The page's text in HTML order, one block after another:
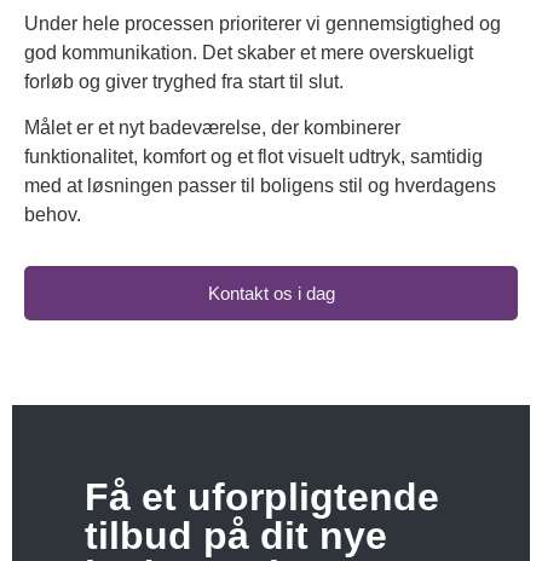
Under hele processen prioriterer vi gennemsigtighed og
god kommunikation. Det skaber et mere overskueligt
forløb og giver tryghed fra start til slut.
Målet er et nyt badeværelse, der kombinerer
funktionalitet, komfort og et flot visuelt udtryk, samtidig
med at løsningen passer til boligens stil og hverdagens
behov.
Kontakt os i dag
Få et uforpligtende
tilbud på dit nye